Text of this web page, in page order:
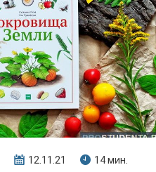
12.11.21 14 мин.